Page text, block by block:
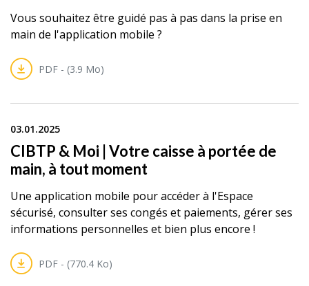
Vous souhaitez être guidé pas à pas dans la prise en
main de l'application mobile ?
PDF - (3.9 Mo)
03.01.2025
CIBTP & Moi | Votre caisse à portée de
main, à tout moment
Une application mobile pour accéder à l'Espace
sécurisé, consulter ses congés et paiements, gérer ses
informations personnelles et bien plus encore !
PDF - (770.4 Ko)